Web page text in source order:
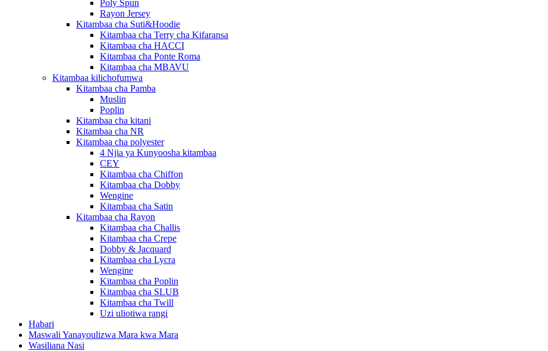
Poly Spun
Rayon Jersey
Kitambaa cha Suti&Hoodie
Kitambaa cha Terry cha Kifaransa
Kitambaa cha HACCI
Kitambaa cha Ponte Roma
Kitambaa cha MBAVU
Kitambaa kilichofumwa
Kitambaa cha Pamba
Muslin
Poplin
Kitambaa cha kitani
Kitambaa cha NR
Kitambaa cha polyester
4 Njia ya Kunyoosha kitambaa
CEY
Kitambaa cha Chiffon
Kitambaa cha Dobby
Wengine
Kitambaa cha Satin
Kitambaa cha Rayon
Kitambaa cha Challis
Kitambaa cha Crepe
Dobby & Jacquard
Kitambaa cha Lycra
Wengine
Kitambaa cha Poplin
Kitambaa cha SLUB
Kitambaa cha Twill
Uzi uliotiwa rangi
Habari
Maswali Yanayoulizwa Mara kwa Mara
Wasiliana Nasi